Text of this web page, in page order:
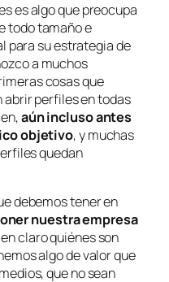
es algo que preocupa
todo tamaño e
para su estrategia de
a muchos
cosas que
abrir perfiles en todas
aún incluso antes
objetivo, y muchas
quedan
debemos tener en
nuestra empresa
claro quiénes son
algo de valor que
que no sean